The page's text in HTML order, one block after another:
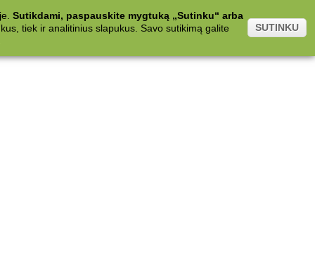
Sutikdami, paspauskite mygtuką „Sutinku“ arba
tiek ir analitinius slapukus. Savo sutikimą galite
SUTINKU